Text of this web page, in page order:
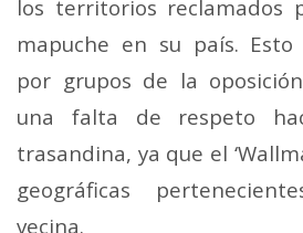
los territorios reclamados
mapuche en su país.
por grupos de la
una falta de respeto
trasandina, ya que el
geográficas
vecina.